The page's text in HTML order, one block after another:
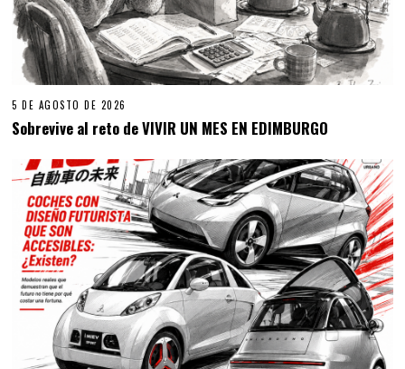
5 DE AGOSTO DE 2026
Sobrevive al reto de VIVIR UN MES EN EDIMBURGO